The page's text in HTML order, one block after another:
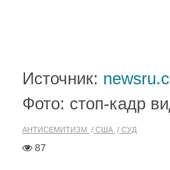
Источник:
Фото: стоп-кадр
АНТИСЕМИТИЗМ США СУД
87